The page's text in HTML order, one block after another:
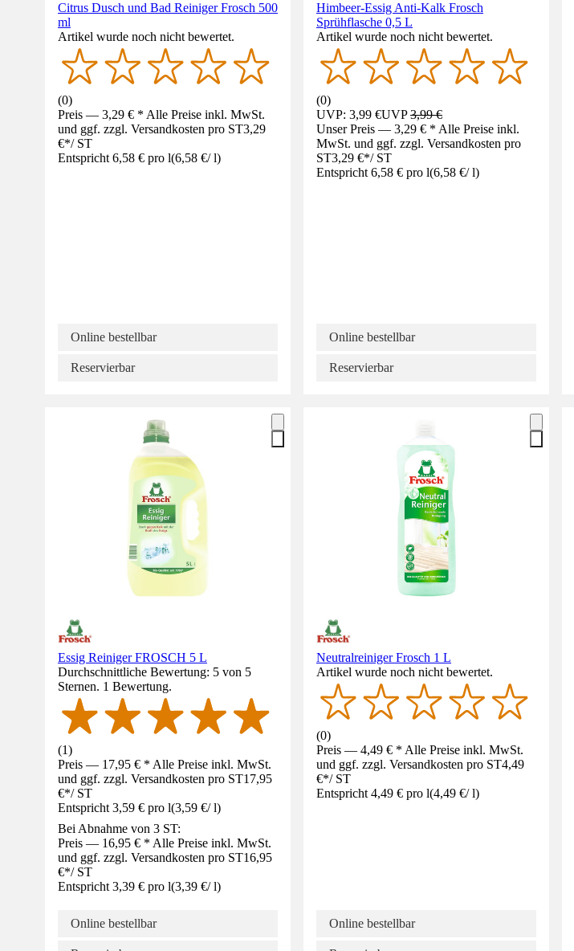
Citrus Dusch und Bad Reiniger Frosch 500
ml
Artikel wurde noch nicht bewertet.
(0)
Preis — 3,29 € * Alle Preise inkl. MwSt.
und ggf. zzgl. Versandkosten pro ST3,29
€*/ ST
Entspricht 6,58 € pro l(6,58 €/ l)
Online bestellbar
Reservierbar
Himbeer-Essig Anti-Kalk Frosch
Sprühflasche 0,5 L
Artikel wurde noch nicht bewertet.
(0)
UVP: 3,99 €UVP3,99 €
Unser Preis — 3,29 € * Alle Preise inkl.
MwSt. und ggf. zzgl. Versandkosten pro
ST3,29 €*/ ST
Entspricht 6,58 € pro l(6,58 €/ l)
Online bestellbar
Reservierbar
Essig Reiniger FROSCH 5 L
Durchschnittliche Bewertung: 5 von 5
Sternen. 1 Bewertung.
(1)
Preis — 17,95 € * Alle Preise inkl. MwSt.
und ggf. zzgl. Versandkosten pro ST17,95
€*/ ST
Entspricht 3,59 € pro l(3,59 €/ l)
Bei Abnahme von 3 ST:
Preis — 16,95 € * Alle Preise inkl. MwSt.
und ggf. zzgl. Versandkosten pro ST16,95
€*/ ST
Entspricht 3,39 € pro l(3,39 €/ l)
Online bestellbar
Neutralreiniger Frosch 1 L
Artikel wurde noch nicht bewertet.
(0)
Preis — 4,49 € * Alle Preise inkl. MwSt.
und ggf. zzgl. Versandkosten pro ST4,49
€*/ ST
Entspricht 4,49 € pro l(4,49 €/ l)
Online bestellbar